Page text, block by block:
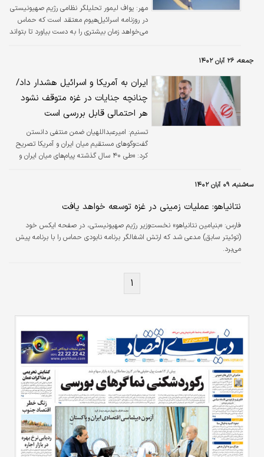
مهر: یواف لیمور تحلیلگر نظامی رژیم صهیونیستی
در روزنامه اسرائیل‌هیوم معتقد است که حماس
می‌خواهد زمان بیشتری را به دست بیاورد تا بتواند
جمعه، ۲۶ آبان ۱۴۰۲
ایران به آمریکا و اسرائیل هشدار داد/
چنانچه جنایات در غزه متوقف نشود
هر احتمالی قابل بررسی است
تسنیم: امیرعبداللهیان ضمن منتفی دانستن
گفت‌وگوهای مستقیم میان ایران و آمریکا تصریح
کرد: «طی ۴۰ سال گذشته پیام‌های میان ایران و
سه‌شنبه، ۰۹ آبان ۱۴۰۲
نتانیاهو: عملیات زمینی در غزه توسعه خواهد یافت
فارس: «بنیامین نتانیاهو» نخست‌وزیر رژیم صهیونیستی، در صفحه ایکس خود
(توئیتر سابق) مدعی شد که ارتش اشغالگر برنامه نابودی حماس را با برنامه پیش
می‌برد.
۱